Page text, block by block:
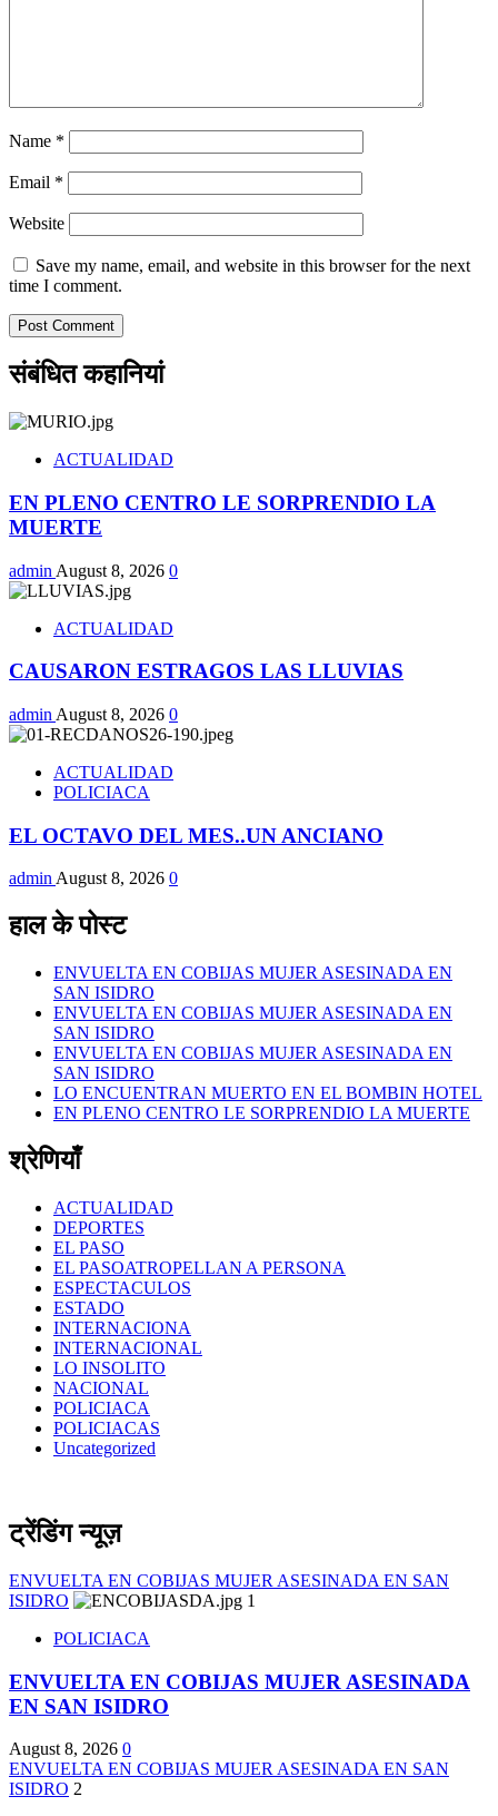
Name *
Email *
Website
Save my name, email, and website in this browser for the next
time I comment.
संबंधित कहानियां
ACTUALIDAD
EN PLENO CENTRO LE SORPRENDIO LA
MUERTE
admin August 8, 2026 0
ACTUALIDAD
CAUSARON ESTRAGOS LAS LLUVIAS
admin August 8, 2026 0
ACTUALIDAD
POLICIACA
EL OCTAVO DEL MES..UN ANCIANO
adminAugust 8, 2026 0
हाल के पोस्ट
ENVUELTA EN COBIJAS MUJER ASESINADA EN
SAN ISIDRO
ENVUELTA EN COBIJAS MUJER ASESINADA EN
SAN ISIDRO
ENVUELTA EN COBIJAS MUJER ASESINADA EN
SAN ISIDRO
LO ENCUENTRAN MUERTO EN EL BOMBIN HOTEL
EN PLENO CENTRO LE SORPRENDIO LA MUERTE
श्रेणियाँ
ACTUALIDAD
DEPORTES
EL PASO
EL PASOATROPELLAN A PERSONA
ESPECTACULOS
ESTADO
INTERNACIONA
INTERNACIONAL
LO INSOLITO
NACIONAL
POLICIACA
POLICIACAS
Uncategorized
ट्रेंडिंग न्यूज़
ENVUELTA EN COBIJAS MUJER ASESINADA EN SAN
ISIDRO
1
POLICIACA
ENVUELTA EN COBIJAS MUJER ASESINADA
EN SAN ISIDRO
August 8, 2026 0
ENVUELTA EN COBIJAS MUJER ASESINADA EN SAN
ISIDRO 2